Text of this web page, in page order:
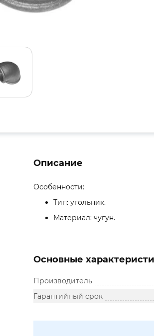
Описание
Особенности:
Тип: угольник.
Материал: чугун.
Основные
Производитель
Гарантийный срок